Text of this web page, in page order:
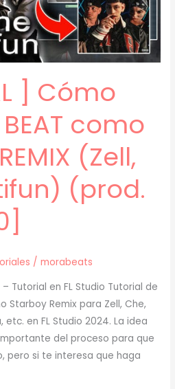
] Cómo
como
(Zell,
(prod.
/morabeats
Tutorial en FL Studio Tutorial de
Starboy Remix para Zell, Che,
etc. en FL Studio 2024. La idea
del proceso para que
pero si te interesa que haga